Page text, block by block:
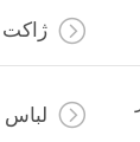
ژاکت
لباس